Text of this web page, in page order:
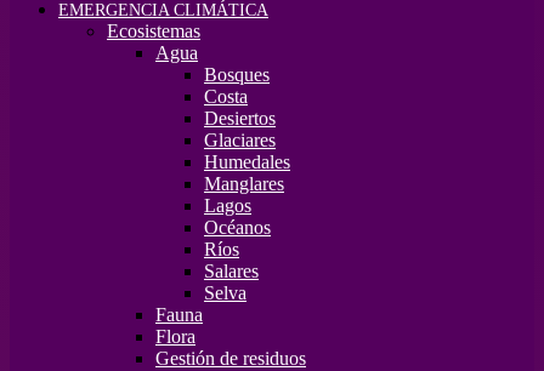
EMERGENCIA CLIMÁTICA
Ecosistemas
Agua
Bosques
Costa
Desiertos
Glaciares
Humedales
Manglares
Lagos
Océanos
Ríos
Salares
Selva
Fauna
Flora
Gestión de residuos